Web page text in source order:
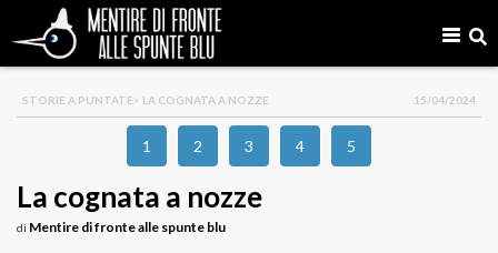
STORIE A PUNTATE> LA COGNATA A NOZZE 15/04/2024
1 2 3 4 5
La cognata a nozze
di Mentire di fronte alle spunte blu